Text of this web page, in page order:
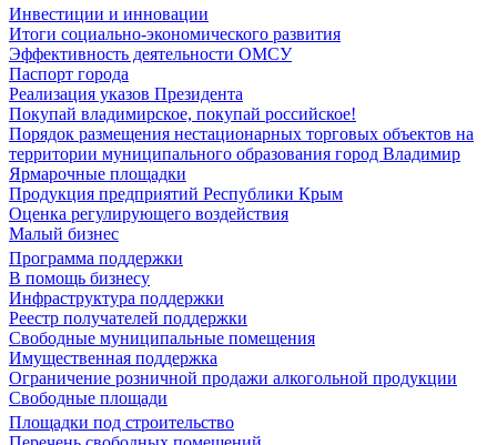
Инвестиции и инновации
Итоги социально-экономического развития
Эффективность деятельности ОМСУ
Паспорт города
Реализация указов Президента
Покупай владимирское, покупай российское!
Порядок размещения нестационарных торговых объектов на
территории муниципального образования город Владимир
Ярмарочные площадки
Продукция предприятий Республики Крым
Оценка регулирующего воздействия
Малый бизнес
Программа поддержки
В помощь бизнесу
Инфраструктура поддержки
Реестр получателей поддержки
Свободные муниципальные помещения
Имущественная поддержка
Ограничение розничной продажи алкогольной продукции
Свободные площади
Площадки под строительство